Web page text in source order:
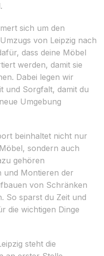
sich um den
von Leipzig nach
dass deine Möbel
werden, damit sie
Dabei legen wir
und Sorgfalt, damit du
Umgebung
beinhaltet nicht nur
sondern auch
gehören
und Montieren der
von Schränken
So sparst du Zeit und
die wichtigen Dinge
steht die